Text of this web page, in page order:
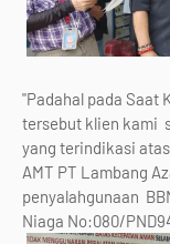
"Padahal pada Saat
tersebut klien kami
yang terindikasi
AMT PT Lambang
penyalahgunaan
Niaga No:080/